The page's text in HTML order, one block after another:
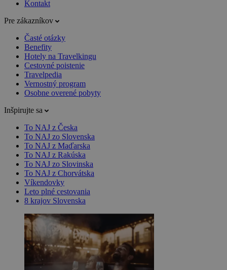
Kontakt
Pre zákazníkov
Časté otázky
Benefity
Hotely na Travelkingu
Cestovné poistenie
Travelpedia
Vernostný program
Osobne overené pobyty
Inšpirujte sa
To NAJ z Česka
To NAJ zo Slovenska
To NAJ z Maďarska
To NAJ z Rakúska
To NAJ zo Slovinska
To NAJ z Chorvátska
Víkendovky
Leto plné cestovania
8 krajov Slovenska